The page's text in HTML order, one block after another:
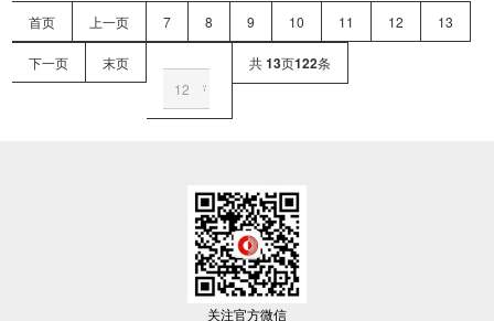
首页 上一页 7 8 9 10 11 12 13
下一页 末页 共13页122条
关注官方微信